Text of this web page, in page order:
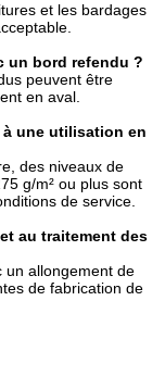
et les bardages
un bord refendu ?
peuvent être
en aval.
une utilisation en
des niveaux de
g/m² ou plus sont
de service.
au traitement des
un allongement de
de fabrication de